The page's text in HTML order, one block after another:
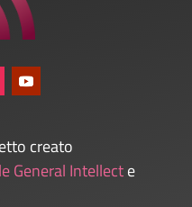
creato
General Intellecte